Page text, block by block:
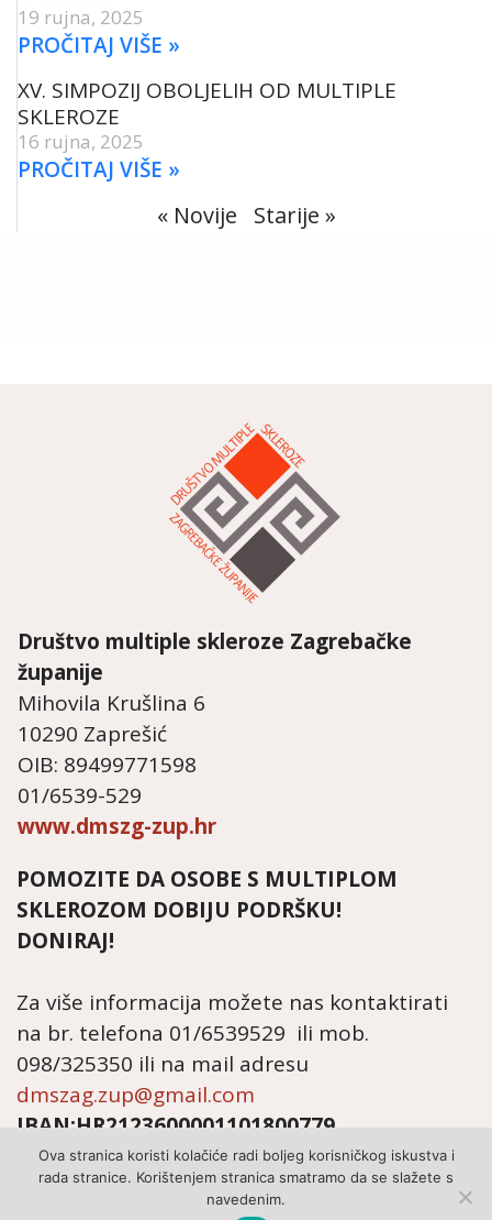
19 rujna, 2025
PROČITAJ VIŠE »
XV. SIMPOZIJ OBOLJELIH OD MULTIPLE
SKLEROZE
16 rujna, 2025
PROČITAJ VIŠE »
« Novije Starije »
Društvo multiple skleroze Zagrebačke
županije
Mihovila Krušlina 6
10290 Zaprešić
OIB: 89499771598
01/6539-529
www.dmszg-zup.hr
POMOZITE DA OSOBE S MULTIPLOM
SKLEROZOM DOBIJU PODRŠKU!
DONIRAJ!
Za više informacija možete nas kontaktirati
na br. telefona 01/6539529 ili mob.
098/325350 ili na mail adresu
dmszag.zup@gmail.com
IBAN:HR2123600001101800779
© 2022 - POLICA PRIVATNOSTI
Ova stranica koristi kolačiće radi boljeg korisničkog iskustva i
rada stranice. Korištenjem stranica smatramo da se slažete s
navedenim.